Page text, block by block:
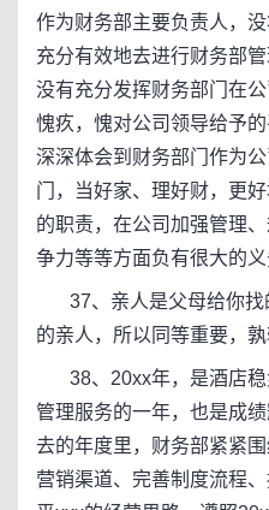
作为财务部主要负责人，
充分有效地去进行财务部
没有充分发挥财务部门在
愧疚，愧对公司领导给予
深深体会到财务部门作为
门，当好家、理好财，更
的职责，在公司加强管理
争力等等方面负有很大的义
37、亲人是父母给你找
的亲人，所以同等重要，
38、20xx年，是酒店稳
管理服务的一年，也是成
去的年度里，财务部紧紧
营销渠道、完善制度流程